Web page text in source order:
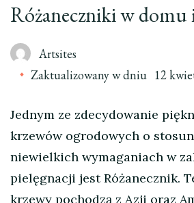
Różaneczniki w domu
Artsites
Zaktualizowany w dniu 12
Jednym ze zdecydowanie
krzewów ogrodowych o
niewielkich wymaganiach w
pielęgnacji jest Różanecznik.
krzewy pochodzą z Azji oraz